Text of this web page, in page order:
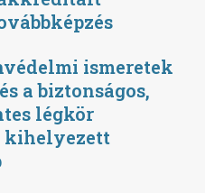
ismeretek
a biztonságos,
légkör
kihelyezett